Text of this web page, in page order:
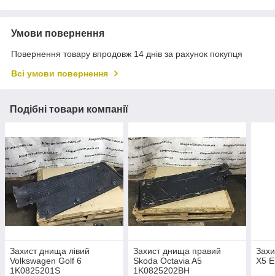
Умови повернення
Повернення товару впродовж 14 днів за рахунок покупця
Всі умови повернення
Подібні товари компанії
Захист днища лівий
Volkswagen Golf 6
1K0825201S
Захист днища правий
Skoda Octavia A5
1K0825202BH
X5